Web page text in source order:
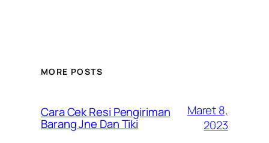
MORE POSTS
Cara Cek Resi Pengiriman
Barang Jne Dan Tiki
Maret 8,
2023